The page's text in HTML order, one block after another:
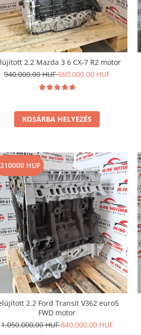
2.2 Mazda 3 6 CX-7 R2 motor
940.000,00 HUF660.000,00 HUF
KOSÁRBA HELYEZÉS
HUF
2.2 Ford Transit V362 euro5
FWD motor
1.050.000,00 HUF840.000,00 HUF